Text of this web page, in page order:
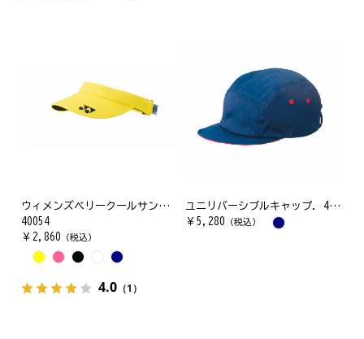
ウィメンズベリークールサンバイザー
40054
￥ 2,860 （税込）
4.0 （1）
ユニリバーシブルキャップ. 41052Y
￥ 5,280 （税込）